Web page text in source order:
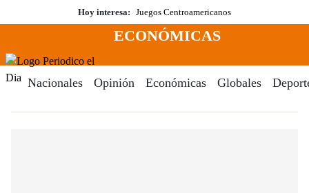
al
Hoy interesa: Juegos Centroamericanos
Menú
ECONÓMICAS
Nacionales Opinión Económicas Globales